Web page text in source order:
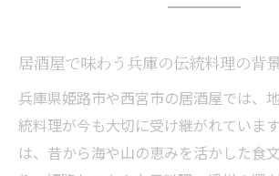
居酒屋で味わう兵庫の伝統料理の背
兵庫県姫路市や西宮市の居酒屋では、
統料理が今も大切に受け継がれていま
は、昔から海や山の恵みを活かした食